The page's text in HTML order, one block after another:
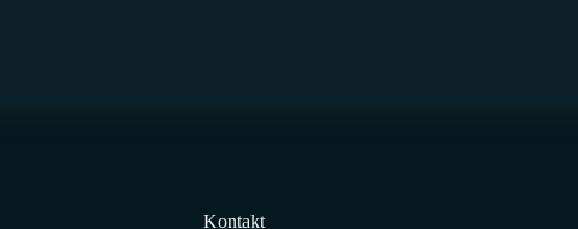
Kontakt